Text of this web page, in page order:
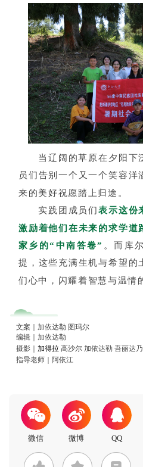
当辽阔的草原在夕阳下
员们告别一个又一个笑容洋
来的美好祝愿踏上归途。
实践团成员们表示这份
激励着他们在未来的求学道
家乡的“中南答卷” 。而库
提，这些充满生机与希望的
们心中，闪耀着智慧与温情
文案｜加依达勒 图玛尔
编辑｜加依达勒
摄影｜ 加得拉 高沙尔 加依达勒 吾丽达乃
指导老师｜阿依江